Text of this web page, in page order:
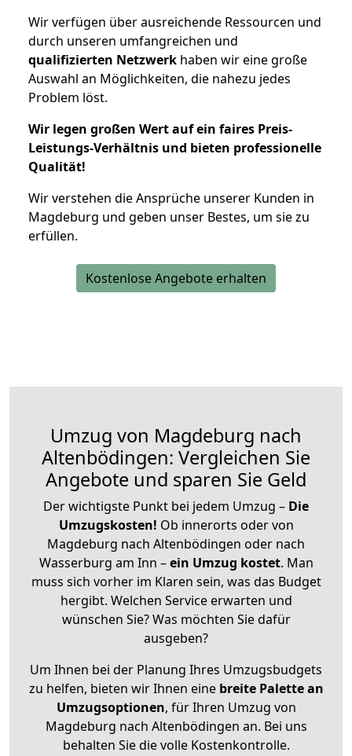
Wir verfügen über ausreichende Ressourcen und
durch unseren umfangreichen und
qualifizierten Netzwerk haben wir eine große
Auswahl an Möglichkeiten, die nahezu jedes
Problem löst.
Wir legen großen Wert auf ein faires Preis-
Leistungs-Verhältnis und bieten professionelle
Qualität!
Wir verstehen die Ansprüche unserer Kunden in
Magdeburg und geben unser Bestes, um sie zu
erfüllen.
Kostenlose Angebote erhalten
Umzug von Magdeburg nach
Altenbödingen: Vergleichen Sie
Angebote und sparen Sie Geld
Der wichtigste Punkt bei jedem Umzug – Die
Umzugskosten! Ob innerorts oder von
Magdeburg nach Altenbödingen oder nach
Wasserburg am Inn –ein Umzug kostet. Man
muss sich vorher im Klaren sein, was das Budget
hergibt. Welchen Service erwarten und
wünschen Sie? Was möchten Sie dafür
ausgeben?
Um Ihnen bei der Planung Ihres Umzugsbudgets
zu helfen, bieten wir Ihnen eine breite Palette an
Umzugsoptionen, für Ihren Umzug von
Magdeburg nach Altenbödingen an. Bei uns
behalten Sie die volle Kostenkontrolle.